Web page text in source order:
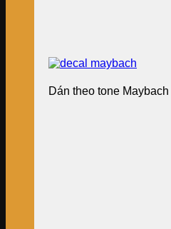
Dán theo tone Maybach